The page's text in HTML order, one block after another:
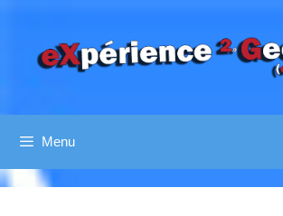
contenu
Menu